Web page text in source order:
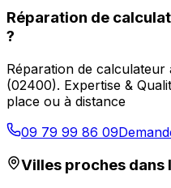
Réparation de
?
Réparation de calculateur
(02400). Expertise &
place ou à distance
09 79 99 86 09
Villes proches dans